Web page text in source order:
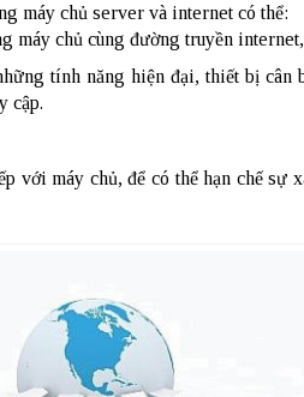
máy chủ server và internet có thể:
máy chủ cùng đường truyền
tính năng hiện đại, thiết bị
cập.
máy chủ, để có thể hạn chế sự